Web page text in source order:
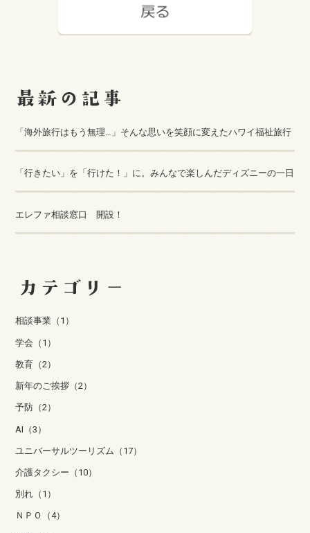
「海外旅行はもう無理…」そんな思いを笑顔に変えたハワイ福祉旅行
「行きたい」を「行けた！」に。みんなで楽しんだディズニーの一日
エレファ相談窓口 開設！
相談事業（1）
学会（1）
教育（2）
新年のご挨拶（2）
予防（2）
AI（3）
ユニバーサルツーリズム（17）
介護タクシー（10）
別れ（1）
ＮＰＯ（4）